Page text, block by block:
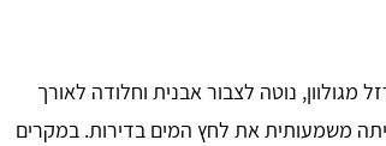
מגולוון, נוטה לצבור אבנית וחלודה לאורך
משמעותית את לחץ המים בדירות. במקרים